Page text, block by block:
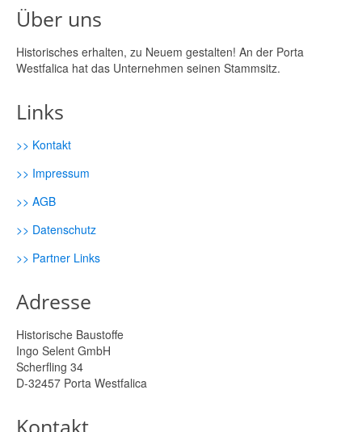
Über uns
Historisches erhalten, zu Neuem gestalten! An der Porta
Westfalica hat das Unternehmen seinen Stammsitz.
Links
>> Kontakt
>> Impressum
>> AGB
>> Datenschutz
>> Partner Links
Adresse
Historische Baustoffe
Ingo Selent GmbH
Scherfling 34
D-32457 Porta Westfalica